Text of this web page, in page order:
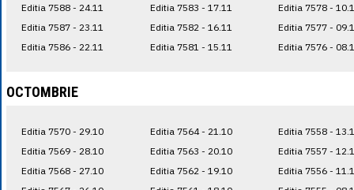
Editia 7588 - 24.11
Editia 7587 - 23.11
Editia 7586 - 22.11
Editia 7583 - 17.11
Editia 7582 - 16.11
Editia 7581 - 15.11
Editia 7578 -
Editia 7577 -
Editia 7576 -
OCTOMBRIE
Editia 7570 - 29.10
Editia 7569 - 28.10
Editia 7568 - 27.10
Editia 7564 - 21.10
Editia 7563 - 20.10
Editia 7562 - 19.10
Editia 7558 -
Editia 7557 -
Editia 7556 -